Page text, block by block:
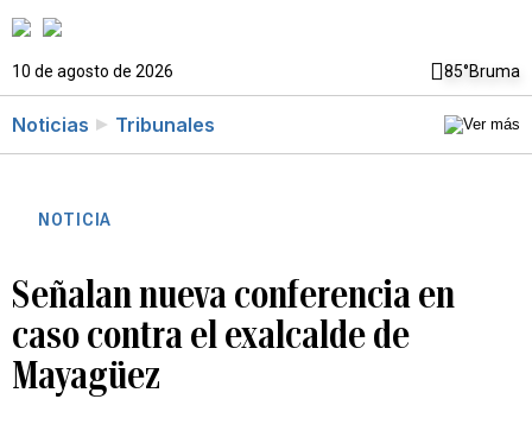
10 de agosto de 2026 85°Bruma
Noticias Tribunales
NOTICIA
Señalan nueva conferencia en
caso contra el exalcalde de
Mayagüez